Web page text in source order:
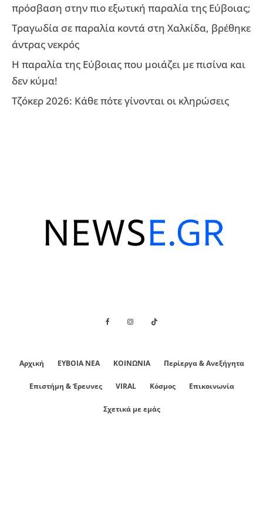
πρόσβαση στην πιο εξωτική παραλία της Εύβοιας;
Τραγωδία σε παραλία κοντά στη Χαλκίδα, βρέθηκε
άντρας νεκρός
Η παραλία της Εύβοιας που μοιάζει με πισίνα και
δεν κύμα!
Τζόκερ 2026: Κάθε πότε γίνονται οι κληρώσεις
Αρχική ΕΥΒΟΙΑ ΝΕΑ ΚΟΙΝΩΝΙΑ Περίεργα & Ανεξήγητα
Επιστήμη & Έρευνες VIRAL Κόσμος Επικοινωνία
Σχετικά με εμάς